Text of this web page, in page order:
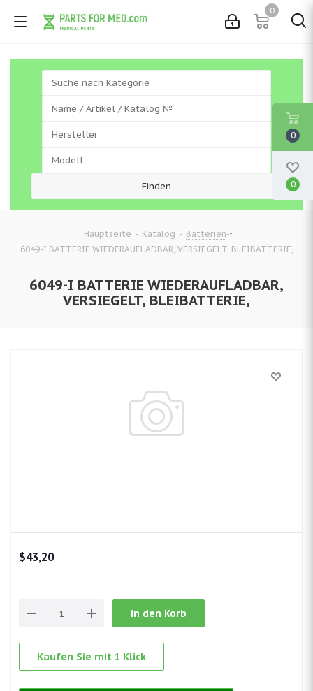
0
Hauptseite - Katalog - Batterien-
6049-I BATTERIE WIEDERAUFLADBAR, VERSIEGELT, BLEIBATTERIE,
6049-I BATTERIE WIEDERAUFLADBAR,
VERSIEGELT, BLEIBATTERIE,
$43,20
in den Korb
Kaufen Sie mit 1 Klick
0
0